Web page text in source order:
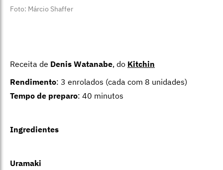
Foto: Márcio Shaffer
Receita de Denis Watanabe, do Kitchin
Rendimento: 3 enrolados (cada com 8 unidades)
Tempo de preparo: 40 minutos
Ingredientes
Uramaki